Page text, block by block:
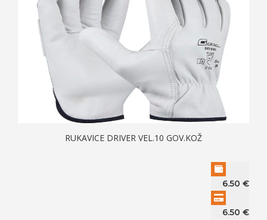
RUKAVICE DRIVER VEL.10 GOV.KOŽ
6.50 €
6.50 €